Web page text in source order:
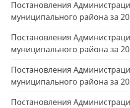
Постановления
муниципального района за
Постановления
муниципального района за
Постановления
муниципального района за
Постановления